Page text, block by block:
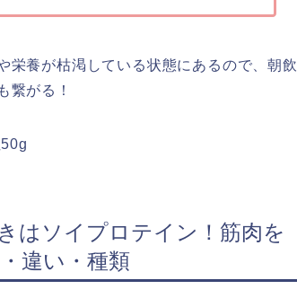
栄養が枯渇している状態にあるので、朝飲
繋がる！
はソイプロテイン！筋肉を
違い・種類